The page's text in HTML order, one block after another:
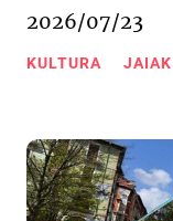
2026/07/23
KULTURA JAIAK